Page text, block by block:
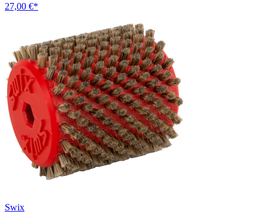
27,00 €*
Swix